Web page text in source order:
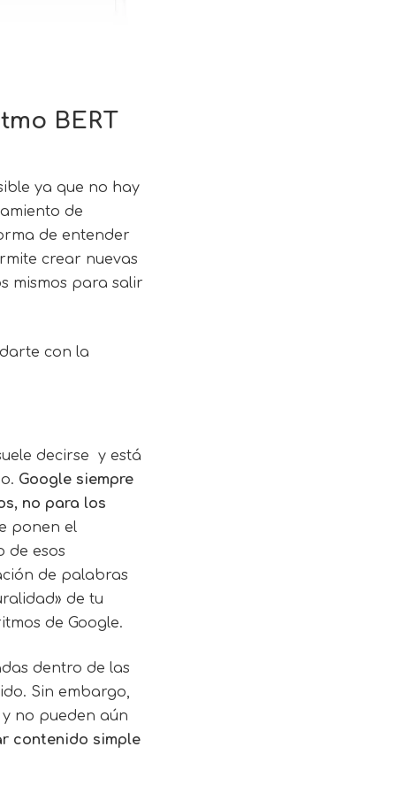
BERT
ya que no hay
de
de entender
crear nuevas
mismos para salir
con la
decirse y está
Google siempre
no para los
ponen el
de esos
de palabras
de tu
de Google.
dentro de las
Sin embargo,
no pueden aún
contenido simple